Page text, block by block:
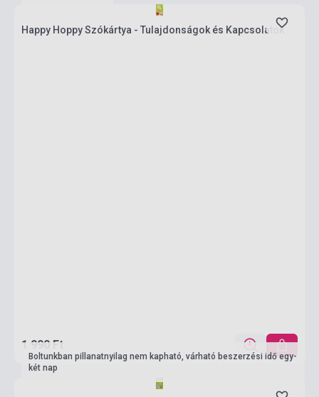
Happy Hoppy Szókártya - Tulajdonságok és Kapcsolatok
1 990 Ft
Boltunkban pillanatnyilag nem kapható, várható beszerzési idő egy-
két nap